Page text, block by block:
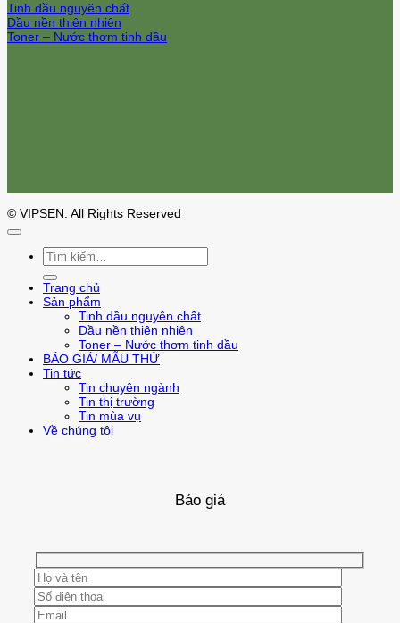
Tinh dầu nguyên chất
Dầu nền thiên nhiên
Toner – Nước thơm tinh dầu
© VIPSEN. All Rights Reserved
Tìm
kiếm:
Trang chủ
Sản phẩm
Tinh dầu nguyên chất
Dầu nền thiên nhiên
Toner – Nước thơm tinh dầu
BÁO GIÁ/ MẪU THỬ
Tin tức
Tin chuyên ngành
Tin thị trường
Tin mùa vụ
Về chúng tôi
Báo giá